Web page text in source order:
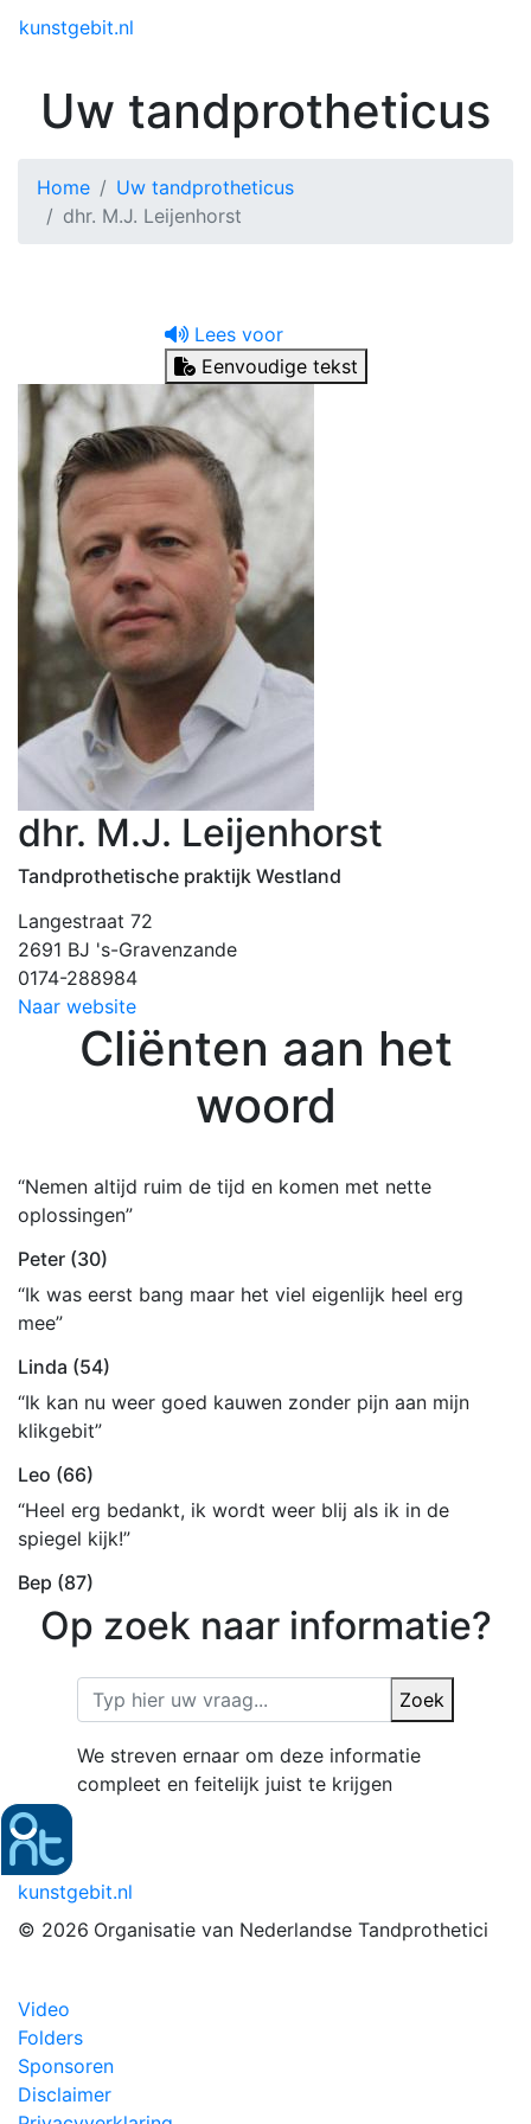
kunstgebit.nl
Uw tandprotheticus
Home
Uw tandprotheticus
dhr. M.J. Leijenhorst
Lees voor
Eenvoudige tekst
dhr. M.J. Leijenhorst
Tandprothetische praktijk Westland
Langestraat 72
2691 BJ 's-Gravenzande
0174-288984
Naar website
Cliënten aan het
woord
“Nemen altijd ruim de tijd en komen met nette
oplossingen”
Peter (30)
“Ik was eerst bang maar het viel eigenlijk heel erg
mee”
Linda (54)
“Ik kan nu weer goed kauwen zonder pijn aan mijn
klikgebit”
Leo (66)
“Heel erg bedankt, ik wordt weer blij als ik in de
spiegel kijk!”
Bep (87)
Op zoek naar informatie?
Zoek
We streven ernaar om deze informatie
compleet en feitelijk juist te krijgen
kunstgebit.nl
© 2026 Organisatie van Nederlandse Tandprothetici
Video
Folders
Sponsoren
Disclaimer